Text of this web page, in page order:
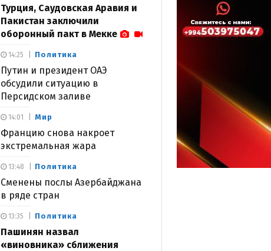
Турция, Саудовская Аравия и
Пакистан заключили
оборонный пакт в Мекке
Политика
Путин и президент ОАЭ
обсудили ситуацию в
Персидском заливе
14:25
Мир
Францию снова накроет
экстремальная жара
14:01
Политика
Сменены послы Азербайджана
в ряде стран
13:48
Политика
Пашинян назвал
«виновника» сближения
13:35